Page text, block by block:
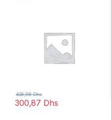
300,87 Dhs
426,98Dhs